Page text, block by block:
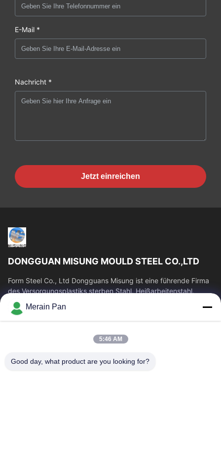
E-Mail *
Nachricht *
Jetzt einreichen
DONGGUAN MISUNG MOULD STEEL CO.,LTD
Form Steel Co., Ltd Dongguans Misung ist eine führende Firma
des Versorgungsplastiks sterben Stahl, Heißarbeitenstahl,
Kaltverformungsstahl,...
Schnelllinks
Fabrik-Ausflug
Qualitätskontrolle
Merain Pan
5:46 AM
Good day, what product are you looking for?